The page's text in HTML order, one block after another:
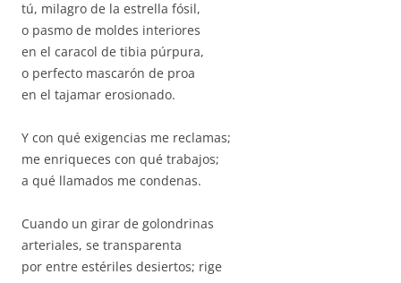
tú, milagro de la estrella fósil,
o pasmo de moldes interiores
en el caracol de tibia púrpura,
o perfecto mascarón de proa
en el tajamar erosionado.
Y con qué exigencias me reclamas;
me enriqueces con qué trabajos;
a qué llamados me condenas.
Cuando un girar de golondrinas
arteriales, se transparenta
por entre estériles desiertos; rige